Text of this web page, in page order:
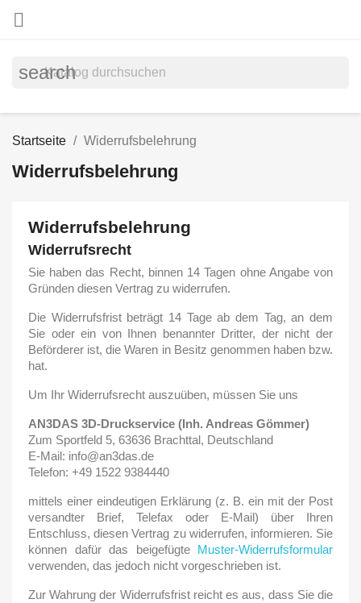

search
Startseite Widerrufsbelehrung
Widerrufsbelehrung
Widerrufsbelehrung
Widerrufsrecht
Sie haben das Recht, binnen 14 Tagen ohne Angabe von
Gründen diesen Vertrag zu widerrufen.
Die Widerrufsfrist beträgt 14 Tage ab dem Tag, an dem
Sie oder ein von Ihnen benannter Dritter, der nicht der
Beförderer ist, die Waren in Besitz genommen haben bzw.
hat.
Um Ihr Widerrufsrecht auszuüben, müssen Sie uns
AN3DAS 3D-Druckservice (Inh. Andreas Gömmer)
Zum Sportfeld 5, 63636 Brachttal, Deutschland
E-Mail: info@an3das.de
Telefon: +49 1522 9384440
mittels einer eindeutigen Erklärung (z. B. ein mit der Post
versandter Brief, Telefax oder E-Mail) über Ihren
Entschluss, diesen Vertrag zu widerrufen, informieren. Sie
können dafür das beigefügte Muster-Widerrufsformular
verwenden, das jedoch nicht vorgeschrieben ist.
Zur Wahrung der Widerrufsfrist reicht es aus, dass Sie die